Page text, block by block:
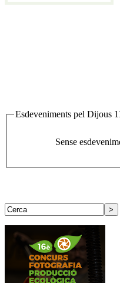
Esdeveniments pel Dijous
Sense